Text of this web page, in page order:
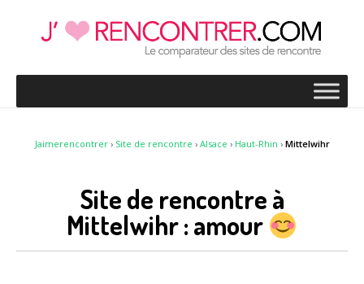
Jaimerencontrer› Site de rencontre › Alsace › Haut-Rhin › Mittelwihr
Site de rencontre à
Mittelwihr : amour